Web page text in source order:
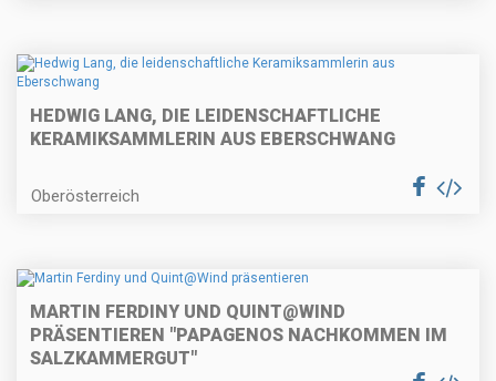
HEDWIG LANG, DIE LEIDENSCHAFTLICHE
KERAMIKSAMMLERIN AUS EBERSCHWANG
Oberösterreich
MARTIN FERDINY UND QUINT@WIND
PRÄSENTIEREN "PAPAGENOS NACHKOMMEN IM
SALZKAMMERGUT"